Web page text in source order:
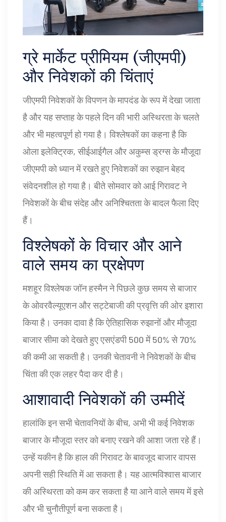
ग्रे मार्केट प्रीमियम (जीएमपी)
और निवेशकों की चिंताएं
जीएमपी निवेशकों के विपणन के मापदंड के रूप में देखा जाता
है और यह सप्ताह के पहले दिन की भारी अस्थिरता के चलते
और भी महत्वपूर्ण हो गया है। विश्लेषकों का कहना है कि
ओला इलेक्ट्रिक, सीईआईगैल और अकुम्स ड्रग्स के मौजूदा
जीएमपी को ध्यान में रखते हुए निवेशकों का रुझान बेहद
संवेदनशील हो गया है। बीते सोमवार को आई गिरावट ने
निवेशकों के बीच संदेह और अनिश्चितता के बादल फैला दिए
हैं।
विश्लेषकों के विचार और आने
वाले समय का प्रक्षेपण
मशहूर विश्लेषक जॉन हस्मैन ने पिछले कुछ समय से बाजार
के ओवरवैल्यूएशन और सट्टेबाजी की प्रवृत्ति की ओर इशारा
किया है। उनका दावा है कि ऐतिहासिक रुझानों और मौजूदा
बाजार सीमा को देखते हुए एसएंडपी 500 में 50% से 70%
की कमी आ सकती है। उनकी चेतावनी ने निवेशकों के बीच
चिंता की एक लहर पैदा कर दी है।
आशावादी निवेशकों की उम्मीदें
हालांकि इन सभी चेतावनियों के बीच, अभी भी कई निवेशक
बाजार के मौजूदा स्तर को बनाए रखने की आशा जता रहे हैं।
उन्हें यकीन है कि हाल की गिरावट के बावजूद बाजार वापस
अपनी सही स्थिति में आ सकता है। यह आत्मविश्वास बाजार
की अस्थिरता को कम कर सकता है या आने वाले समय में इसे
और भी चुनौतीपूर्ण बना सकता है।